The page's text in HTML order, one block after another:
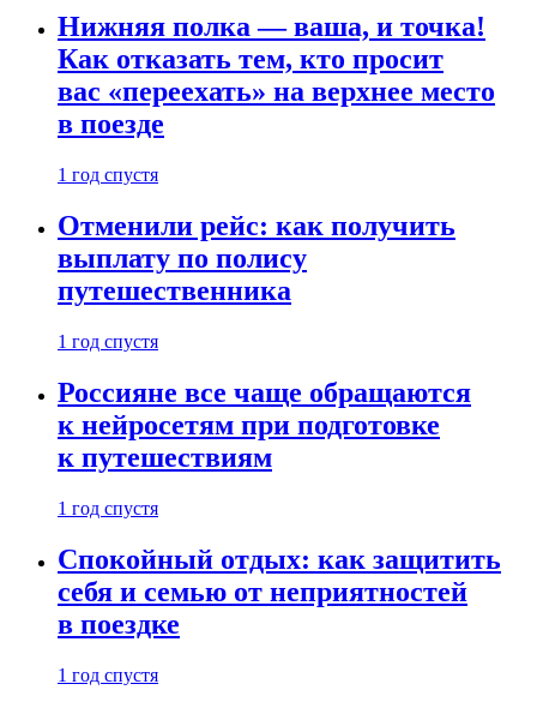
Нижняя полка — ваша, и точка!
Как отказать тем, кто просит
вас «переехать» на верхнее место
в поезде
1 год спустя
Отменили рейс: как получить
выплату по полису
путешественника
1 год спустя
Россияне все чаще обращаются
к нейросетям при подготовке
к путешествиям
1 год спустя
Спокойный отдых: как защитить
себя и семью от неприятностей
в поездке
1 год спустя